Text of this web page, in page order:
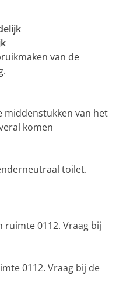
van de
middenstukken van het
komen
toilet.
ruimte 0112. Vraag bij
0112. Vraag bij de